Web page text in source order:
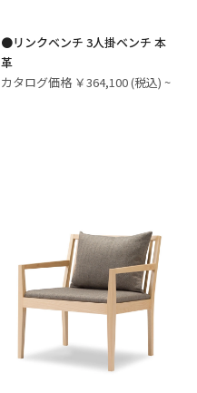
●リンクベンチ 3人掛ベンチ 本
革
カタログ価格 ￥364,100 (税込) ~